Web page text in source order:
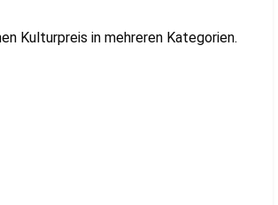
Kulturpreis in mehreren Kategorien.